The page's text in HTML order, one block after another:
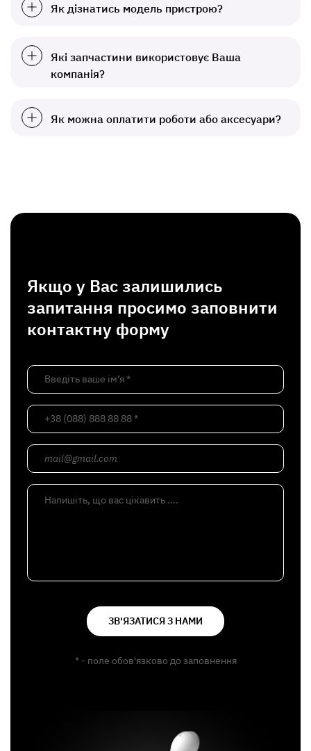
Як дізнатись модель пристрою?
Які запчастини використовує Ваша
компанія?
Як можна оплатити роботи або аксесуари?
Якщо у Вас залишились
запитання просимо заповнити
контактну форму
Введіть ваше ім’я *
+38 (088) 888 88 88 *
mail@gmail.com
Напишіть, що вас цікавить ....
ЗВ'ЯЗАТИСЯ З НАМИ
* - поле обов'язково до заповнення